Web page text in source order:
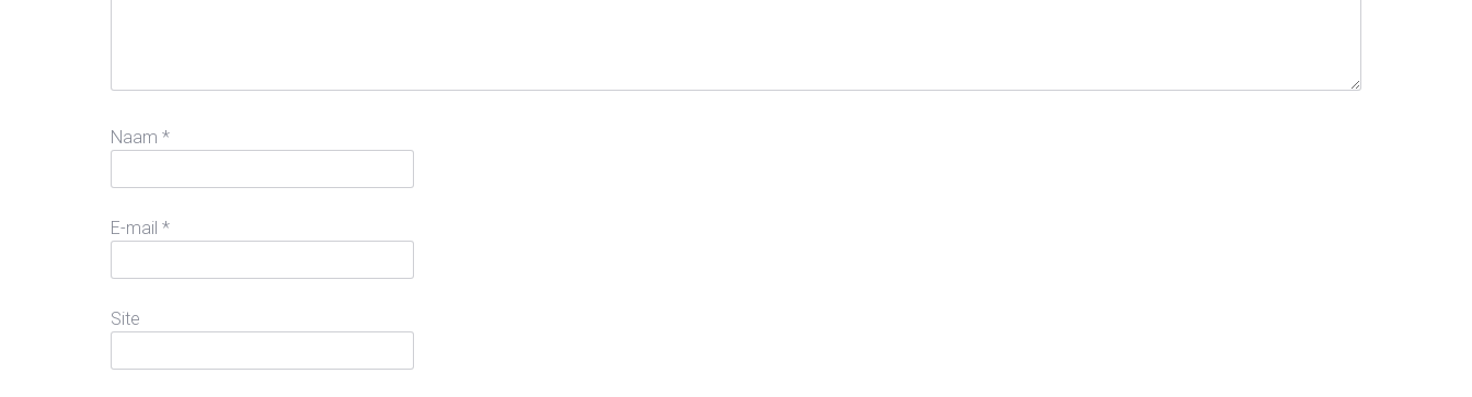
Naam *
E-mail *
Site